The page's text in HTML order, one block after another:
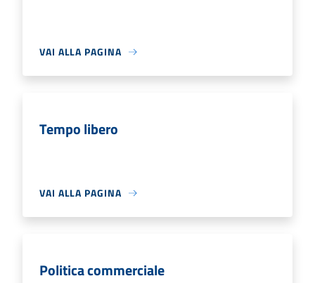
VAI ALLA PAGINA
Tempo libero
VAI ALLA PAGINA
Politica commerciale